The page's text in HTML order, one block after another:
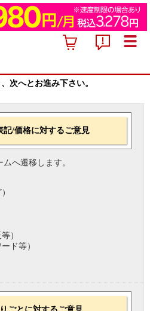
次へとお進み下さい。
記/価格に対するご意見
ムへ遷移します。
）
ド等）